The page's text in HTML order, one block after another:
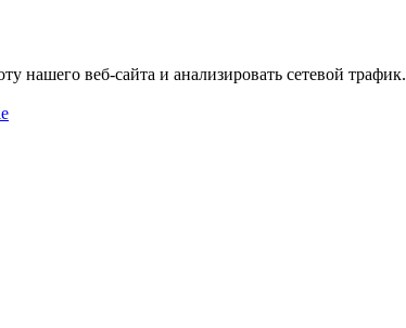
нашего веб-сайта и анализировать сетевой трафик.